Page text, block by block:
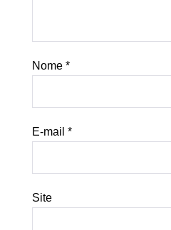
Nome *
E-mail *
Site